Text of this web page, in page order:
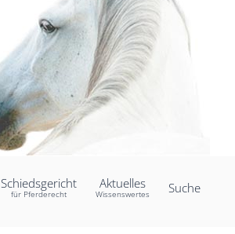
Schiedsgericht
für Pferderecht
Aktuelles
Wissenswertes Suche